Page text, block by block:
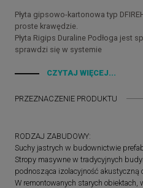
Płyta gipsowo-kartonowa typ
proste krawędzie.
Płyta Rigips Duraline Podłoga jest
sprawdzi się w systemie
Wyróżnia się wyjątkową
oraz płyt specjalistycznych ze
Cechuje ją podwyższona
Pozwala na wygodny i precyzyjny
krawędziom oraz nadrukowanym
wkrętów.
CZYTAJ WIĘCEJ...
PRZEZNACZENIE PRODUKTU
RODZAJ ZABUDOWY:
Suchy jastrych w budownictwie
Stropy masywne w tradycyjnych
podnosząca izolacyjność
W remontowanych starych obiektach,